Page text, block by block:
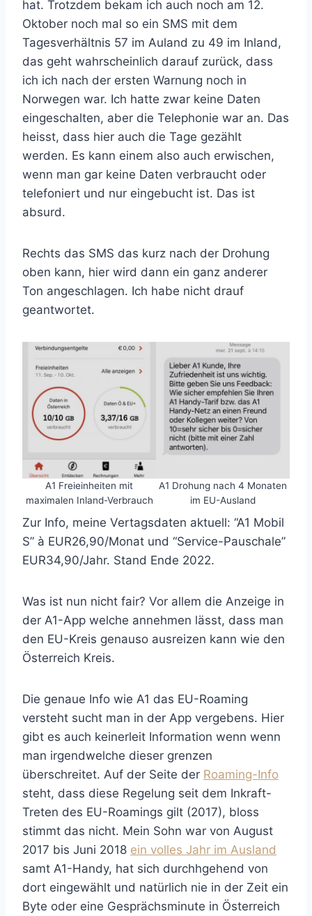
hat. Trotzdem bekam ich auch noch am 12.
Oktober noch mal so ein SMS mit dem
Tagesverhältnis 57 im Auland zu 49 im Inland,
das geht wahrscheinlich darauf zurück, dass
ich ich nach der ersten Warnung noch in
Norwegen war. Ich hatte zwar keine Daten
eingeschalten, aber die Telephonie war an. Das
heisst, dass hier auch die Tage gezählt
werden. Es kann einem also auch erwischen,
wenn man gar keine Daten verbraucht oder
telefoniert und nur eingebucht ist. Das ist
absurd.
Rechts das SMS das kurz nach der Drohung
oben kann, hier wird dann ein ganz anderer
Ton angeschlagen. Ich habe nicht drauf
geantwortet.
A1 Freieinheiten mit
maximalen Inland-Verbrauch
A1 Drohung nach 4 Monaten
im EU-Ausland
Zur Info, meine Vertagsdaten aktuell: “A1 Mobil
S” à EUR26,90/Monat und “Service-Pauschale”
EUR34,90/Jahr. Stand Ende 2022.
Was ist nun nicht fair? Vor allem die Anzeige in
der A1-App welche annehmen lässt, dass man
den EU-Kreis genauso ausreizen kann wie den
Österreich Kreis.
Die genaue Info wie A1 das EU-Roaming
versteht sucht man in der App vergebens. Hier
gibt es auch keinerleit Information wenn wenn
man irgendwelche dieser grenzen
überschreitet. Auf der Seite der Roaming-Info
steht, dass diese Regelung seit dem Inkraft-
Treten des EU-Roamings gilt (2017), bloss
stimmt das nicht. Mein Sohn war von August
2017 bis Juni 2018 ein volles Jahr im Ausland
samt A1-Handy, hat sich durchhgehend von
dort eingewählt und natürlich nie in der Zeit ein
Byte oder eine Gesprächsminute in Österreich